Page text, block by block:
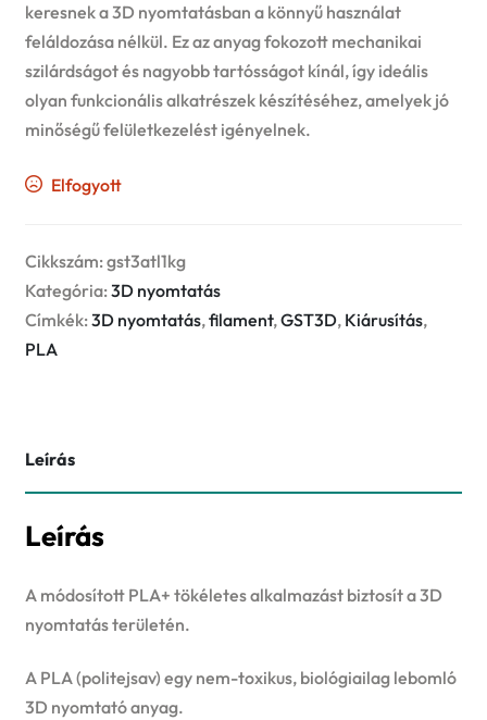
5999 Ft.5499 Ft.
keresnek a 3D nyomtatásban a könnyű használat
feláldozása nélkül. Ez az anyag fokozott mechanikai
szilárdságot és nagyobb tartósságot kínál, így ideális
olyan funkcionális alkatrészek készítéséhez, amelyek jó
minőségű felületkezelést igényelnek.
Elfogyott
Cikkszám:gst3atl1kg
Kategória:3D nyomtatás
Címkék:3D nyomtatás,filament,GST3D, Kiárusítás,
PLA
Leírás
Leírás
A módosított PLA+ tökéletes alkalmazást biztosít a 3D
nyomtatás területén.
A PLA (politejsav) egy nem-toxikus, biológiailag lebomló
3D nyomtató anyag.